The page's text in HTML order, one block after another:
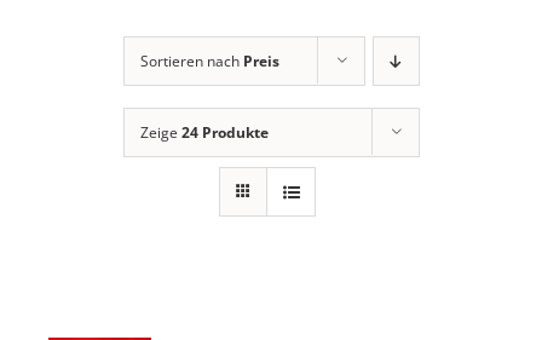
Sortieren nach Preis
Zeige 24 Produkte